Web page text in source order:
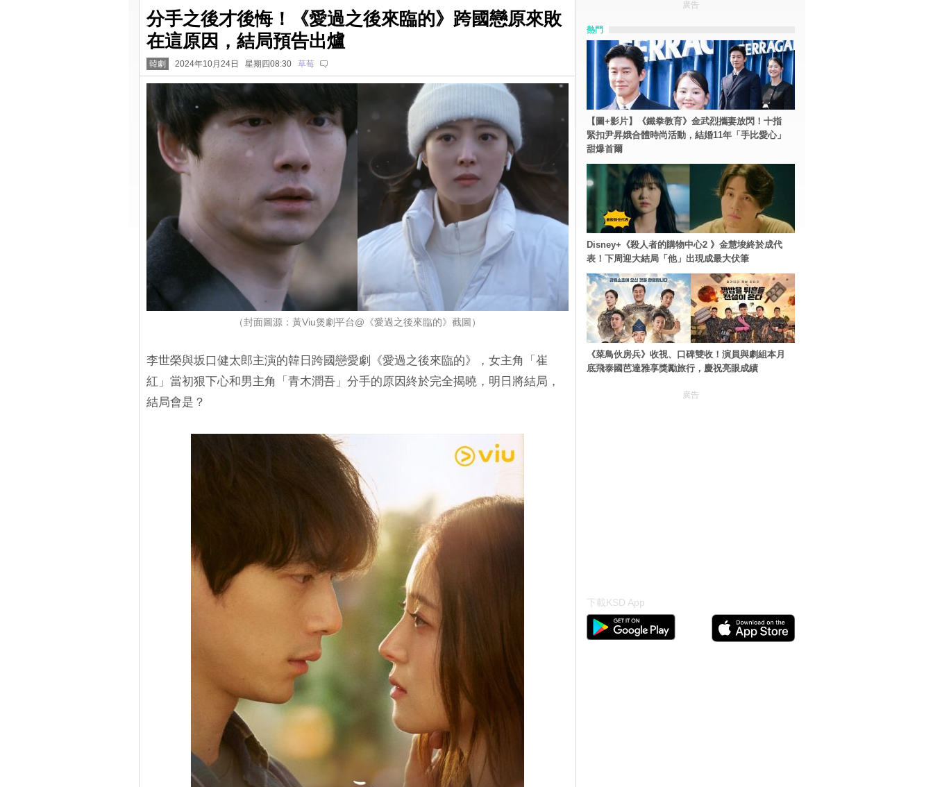
分手之後才後悔！《愛過之後來臨的》跨國戀原來敗
在這原因，結局預告出爐
韓劇 2024年10月24日 星期四08:30 草莓
（封面圖源：黃Viu煲劇平台@《愛過之後來臨的》截圖）
李世榮與坂口健太郎主演的韓日跨國戀愛劇《愛過之後來臨的》，女主角「崔
紅」當初狠下心和男主角「青木潤吾」分手的原因終於完全揭曉，明日將結局，
結局會是？
廣告
熱門
【圖+影片】《鐵拳教育》金武烈攜妻放閃！十指
緊扣尹昇娥合體時尚活動，結婚11年「手比愛心」
甜爆首爾
Disney+《殺人者的購物中心2 》金慧埈終於成代
表！下周迎大結局「他」出現成最大伏筆
《菜鳥伙房兵》收視、口碑雙收！演員與劇組本月
底飛泰國芭達雅享獎勵旅行，慶祝亮眼成績
廣告
下載KSD App